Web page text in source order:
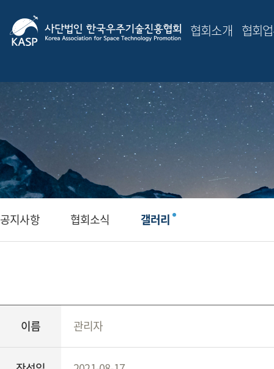
협회소개 협회
공지사항 협회소식 갤러리
이름 관리자